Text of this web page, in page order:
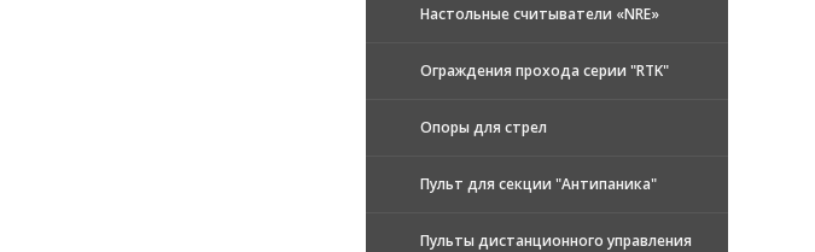
Настольные считыватели «NRE»
Ограждения прохода серии "RTK"
Опоры для стрел
Пульт для секции "Антипаника"
Пульты дистанционного управления